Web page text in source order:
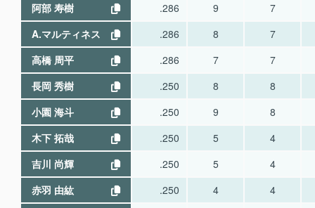
阿部 寿樹
.286 9
7
A.マルティネス
.286 8
7
高橋 周平
.286 7
7
長岡 秀樹
.250 8
8
小園 海斗
.250 9
8
木下 拓哉
.250 5
4
吉川 尚輝
.250 5
4
赤羽 由紘
.250 4
4